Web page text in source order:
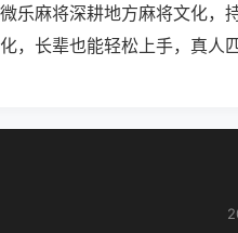
微乐麻将深耕地方麻将文化，
化，长辈也能轻松上手，真人